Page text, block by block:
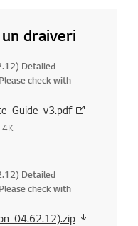
draiveri
Detailed
check with
Detailed
check with